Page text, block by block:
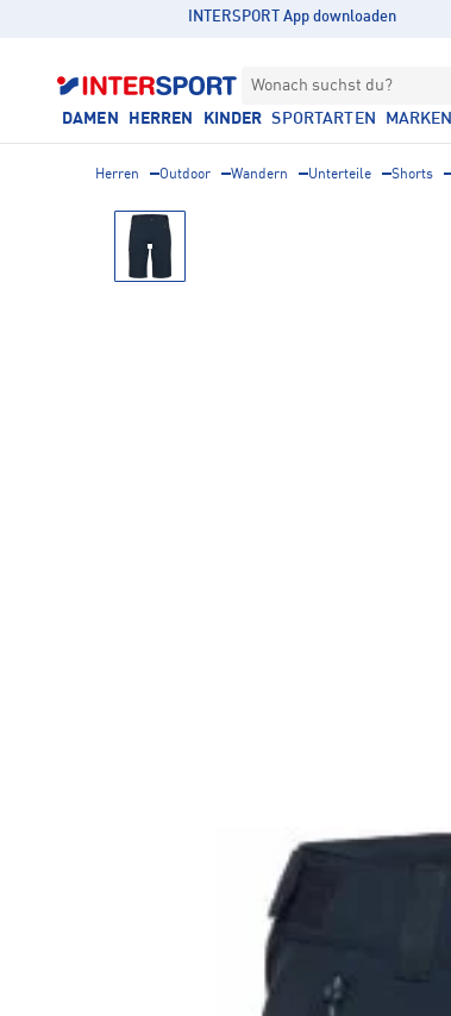
INTERSPORT App downloaden
Wonach suchst du?
DAMEN HERREN KINDER SPORTARTEN MARKEN
Herren Outdoor Wandern Unterteile Shorts